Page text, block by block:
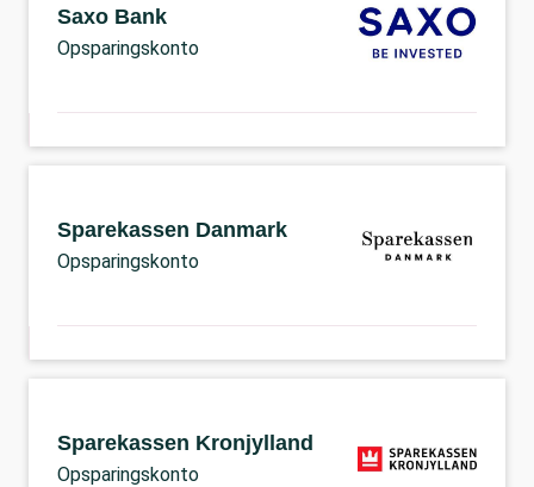
Saxo Bank
Opsparingskonto
Sparekassen Danmark
Opsparingskonto
Sparekassen Kronjylland
Opsparingskonto